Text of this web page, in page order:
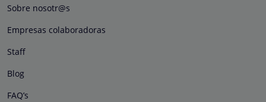
Sobre nosotr@s
Empresas colaboradoras
Staff
Blog
FAQ’s